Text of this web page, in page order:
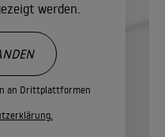
werden.
an Drittplattformen